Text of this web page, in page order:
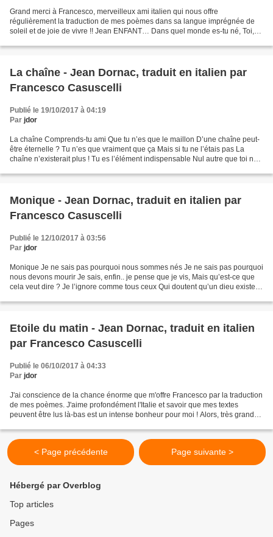
Grand merci à Francesco, merveilleux ami italien qui nous offre
régulièrement la traduction de mes poèmes dans sa langue imprégnée de
soleil et de joie de vivre !! Jean ENFANT… Dans quel monde es-tu né, Toi,
La chaîne - Jean Dornac, traduit en italien par
Francesco Casuscelli
Publié le 19/10/2017 à 04:19
Par jdor
La chaîne Comprends-tu ami Que tu n’es que le maillon D’une chaîne peut-
être éternelle ? Tu n’es que vraiment que ça Mais si tu ne l’étais pas La
chaîne n’existerait plus ! Tu es l’élément indispensable Nul autre que toi ne
Monique - Jean Dornac, traduit en italien par
Francesco Casuscelli
Publié le 12/10/2017 à 03:56
Par jdor
Monique Je ne sais pas pourquoi nous sommes nés Je ne sais pas pourquoi
nous devons mourir Je sais, enfin.. je pense que je vis, Mais qu’est-ce que
cela veut dire ? Je l’ignore comme tous ceux Qui doutent qu’un dieu existe
Etoile du matin - Jean Dornac, traduit en italien
par Francesco Casuscelli
Publié le 06/10/2017 à 04:33
Par jdor
J'ai conscience de la chance énorme que m'offre Francesco par la traduction
de mes poèmes. J'aime profondément l'Italie et savoir que mes textes
peuvent être lus là-bas est un intense bonheur pour moi ! Alors, très grand
< Page précédente Page suivante >
Hébergé par Overblog
Top articles
Pages